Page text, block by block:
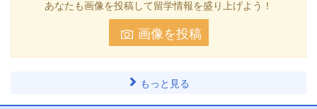
あなたも画像を投稿して留学情報を盛り上げよう！
画像を投稿
もっと見る